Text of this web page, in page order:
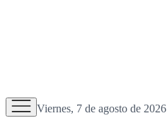
Viernes, 7 de agosto de 2026